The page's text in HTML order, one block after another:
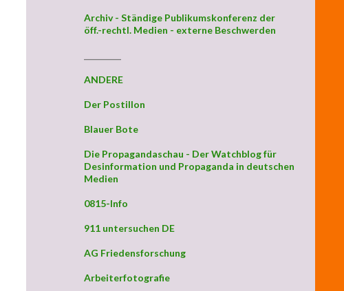
Archiv - Ständige Publikumskonferenz der
öff.-rechtl. Medien - externe Beschwerden
ANDERE
Der Postillon
Blauer Bote
Die Propagandaschau - Der Watchblog für
Desinformation und Propaganda in deutschen
Medien
0815-Info
911 untersuchen DE
AG Friedensforschung
Arbeiterfotografie